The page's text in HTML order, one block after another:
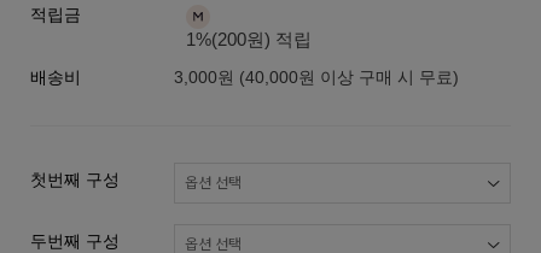
적립금
1%(200원) 적립
배송비 3,000원 (40,000원 이상 구매 시 무료)
첫번째 구성
두번째 구성